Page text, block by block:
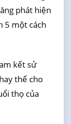
phát hiện
5 một cách
kết sử
thế cho
thọ của